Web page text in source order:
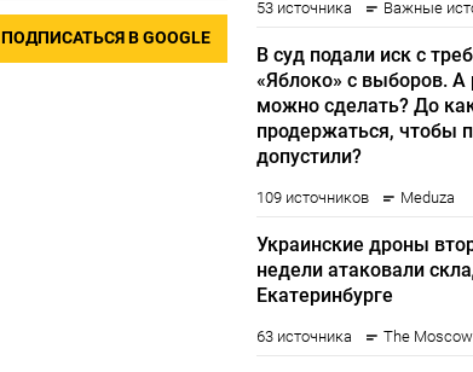
ПОДПИСАТЬСЯ В GOOGLE